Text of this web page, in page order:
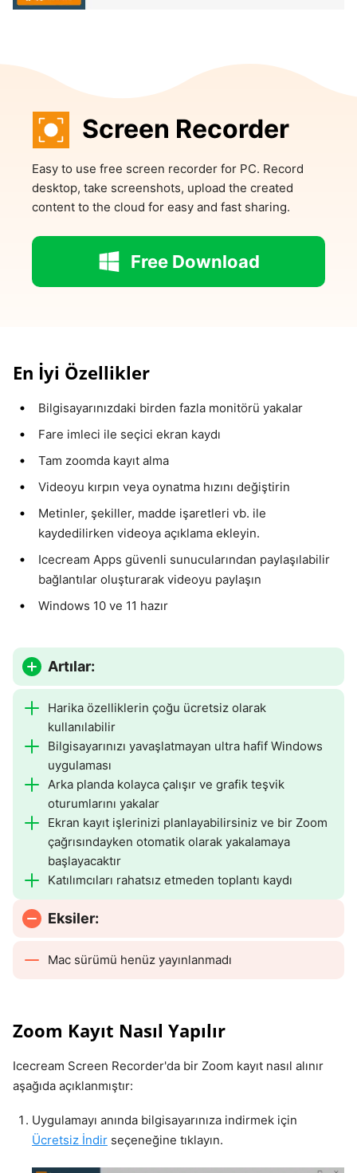
Screen Recorder
Easy to use free screen recorder for PC. Record
desktop, take screenshots, upload the created
content to the cloud for easy and fast sharing.
Free Download
En İyi Özellikler
Bilgisayarınızdaki birden fazla monitörü yakalar
Fare imleci ile seçici ekran kaydı
Tam zoomda kayıt alma
Videoyu kırpın veya oynatma hızını değiştirin
Metinler, şekiller, madde işaretleri vb. ile
kaydedilirken videoya açıklama ekleyin.
Icecream Apps güvenli sunucularından paylaşılabilir
bağlantılar oluşturarak videoyu paylaşın
Windows 10 ve 11 hazır
Artılar:
Harika özelliklerin çoğu ücretsiz olarak
kullanılabilir
Bilgisayarınızı yavaşlatmayan ultra hafif Windows
uygulaması
Arka planda kolayca çalışır ve grafik teşvik
oturumlarını yakalar
Ekran kayıt işlerinizi planlayabilirsiniz ve bir Zoom
çağrısındayken otomatik olarak yakalamaya
başlayacaktır
Katılımcıları rahatsız etmeden toplantı kaydı
Eksiler:
Mac sürümü henüz yayınlanmadı
Zoom Kayıt Nasıl Yapılır
Icecream Screen Recorder'da bir Zoom kayıt nasıl alınır
aşağıda açıklanmıştır:
Uygulamayı anında bilgisayarınıza indirmek için
Ücretsiz İndir seçeneğine tıklayın.